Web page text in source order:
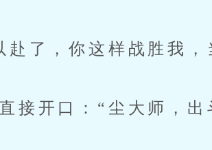
了，你这样战胜我，
开口：“尘大师，出